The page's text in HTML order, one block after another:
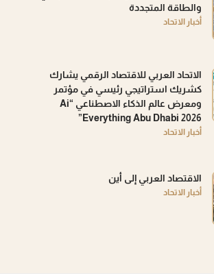
والطاقة المتجددة
أخبار الاتحاد
الاتحاد العربي للاقتصاد الرقمي يشارك
كشريك استراتيجي رئيسي في مؤتمر
ومعرض عالم الذكاء الاصطناعي “Ai
Everything Abu Dhabi 2026”
أخبار الاتحاد
الاقتصاد العربي إلى أين
أخبار الاتحاد